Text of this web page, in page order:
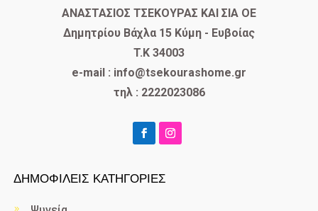
​ΑΝΑΣΤΑΣΙΟΣ ΤΣΕΚΟΥΡΑΣ ΚΑΙ ΣΙΑ ΟΕ
Δημητρίου Βάχλα 15 Κύμη - Ευβοίας
T.K 34003
e-mail : info@tsekourashome.gr
τηλ : 2222023086
ΔΗΜΟΦΙΛΕΙΣ ΚΑΤΗΓΟΡΙΕΣ